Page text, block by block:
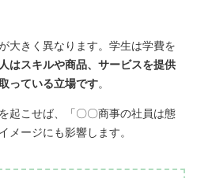
大きく異なります。学生は学費を
はスキルや商品、サービスを提供
っている立場です。
起こせば、「〇〇商事の社員は態
メージにも影響します。